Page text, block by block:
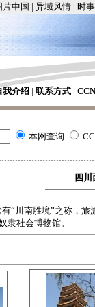
片中国 | 异域风情 | 时
我介绍 | 联系方式 |
本网查询
四
川南胜境”之称，旅
隶社会博物馆。